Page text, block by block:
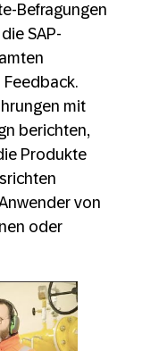
Befragungen
SAP-
mit
berichten,
Produkte
von
oder